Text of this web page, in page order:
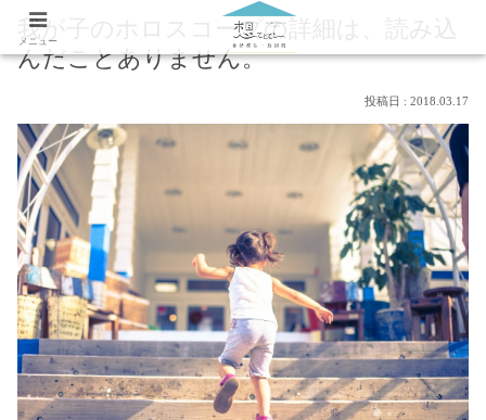
我が子のホロスコープの詳細は、読み込
んだことありません。
2018.03.17
メニュー